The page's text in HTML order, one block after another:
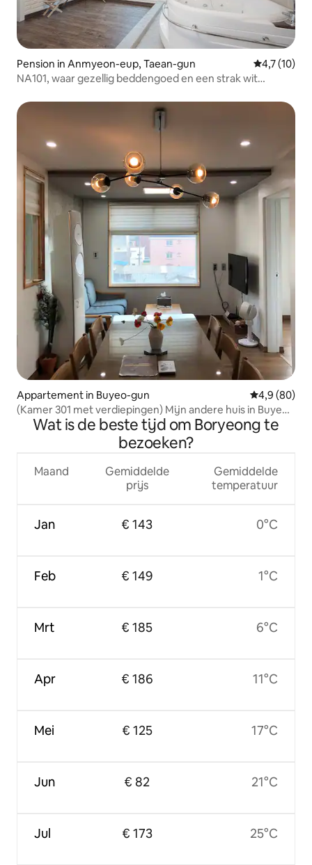
Pension in Anmyeon-eup, Taean-gun
4,7 (10)
NA101, waar gezellig beddengoed en een strak wit
Appartement in Buyeo-gun Gemiddelde
4,9 (80)
(Kamer 301 met verdiepingen) Mijn andere huis in Buyeo
met een schitterende cultuur die is opgenomen in
Wat is de beste tijd om Boryeong te
bezoeken?
Maand
Jan
Feb
Mrt
Apr
Mei
Jun
Jul
Gemiddelde
prijs
€ 143
€ 149
€ 185
€ 186
€ 125
€ 82
€ 173
Gemiddelde
temperatuur
0°C
1°C
6°C
11°C
17°C
21°C
25°C